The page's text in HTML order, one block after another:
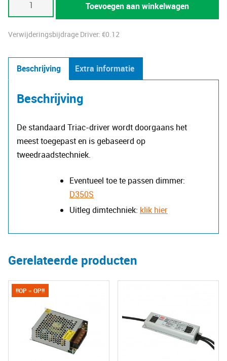
260mA
Toevoegen aan winkelwagen
Verwijderingsbijdrage Driver: €0.12
Beschrijving Extra informatie
Beschrijving
De standaard Triac-driver wordt doorgaans het
meest toegepast en is gebaseerd op
tweedraadstechniek.
Eventueel toe te passen dimmer:
D350S
Uitleg dimtechniek: klik hier
Gerelateerde producten
!!OP = OP!!